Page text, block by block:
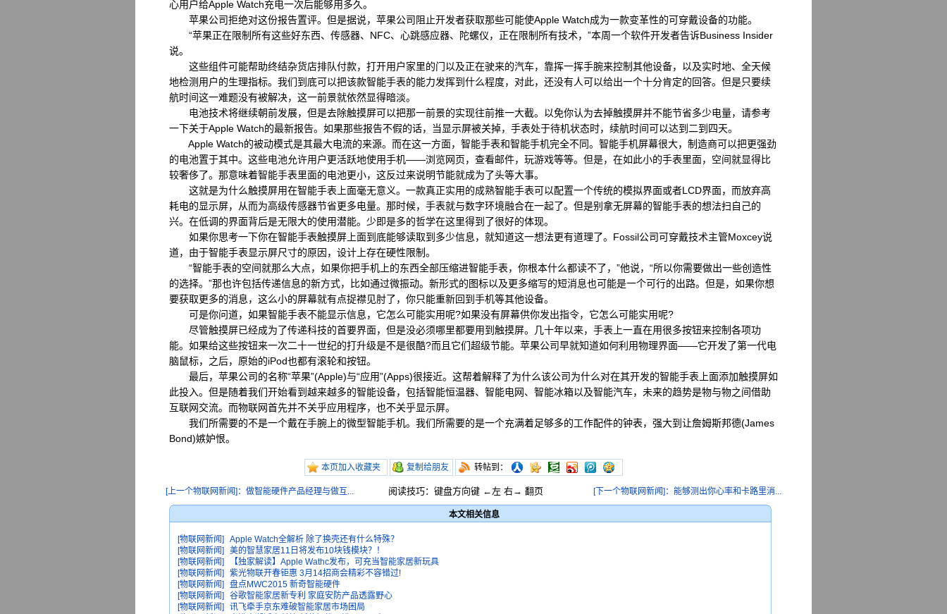
心用户给Apple Watch充电一次后能够用多久。
苹果公司拒绝对这份报告置评。但是据说，苹果公司阻止开发者获取那些可能使Apple Watch成为一款变革性的可穿戴设备的功能。
“苹果正在限制所有这些好东西、传感器、NFC、心跳感应器、陀螺仪，正在限制所有技术，”本周一个软件开发者告诉Business Insider
说。
这些组件可能帮助终结杂货店排队付款，打开用户家里的门以及正在驶来的汽车，靠挥一挥手腕来控制其他设备，以及实时地、全天候
地检测用户的生理指标。我们到底可以把该款智能手表的能力发挥到什么程度，对此，还没有人可以给出一个十分肯定的回答。但是只要续
航时间这一难题没有被解决，这一前景就依然显得暗淡。
电池技术将继续朝前发展，但是去除触摸屏可以把那一前景的实现往前推一大截。以免你认为去掉触摸屏并不能节省多少电量，请参考
一下关于Apple Watch的最新报告。如果那些报告不假的话，当显示屏被关掉，手表处于待机状态时，续航时间可以达到二到四天。
Apple Watch的被动模式是其最大电流的来源。而在这一方面，智能手表和智能手机完全不同。智能手机屏幕很大，制造商可以把更强劲
的电池置于其中。这些电池允许用户更活跃地使用手机——浏览网页，查看邮件，玩游戏等等。但是，在如此小的手表里面，空间就显得比
较奢侈了。那意味着智能手表里面的电池更小，这反过来说明节能就成为了头等大事。
这就是为什么触摸屏用在智能手表上面毫无意义。一款真正实用的成熟智能手表可以配置一个传统的模拟界面或者LCD界面，而放弃高
耗电的显示屏，从而为高级传感器节省更多电量。那时候，手表就与数字环境融合在一起了。但是别拿无屏幕的智能手表的想法扫自己的
兴。在低调的界面背后是无限大的使用潜能。少即是多的哲学在这里得到了很好的体现。
如果你思考一下你在智能手表触摸屏上面到底能够读取到多少信息，就知道这一想法更有道理了。Fossil公司可穿戴技术主管Moxcey说
道，由于智能手表显示屏尺寸的原因，设计上存在硬性限制。
“智能手表的空间就那么大点，如果你把手机上的东西全部压缩进智能手表，你根本什么都读不了，”他说，“所以你需要做出一些创造性
的选择。”那也许包括传递信息的新方式，比如通过微振动。新形式的图标以及更多缩写的短消息也可能是一个可行的出路。但是，如果你想
要获取更多的消息，这么小的屏幕就有点捉襟见肘了，你只能重新回到手机等其他设备。
可是你问道，如果智能手表不能显示信息，它怎么可能实用呢?如果没有屏幕供你发出指令，它怎么可能实用呢?
尽管触摸屏已经成为了传递科技的首要界面，但是没必须哪里都要用到触摸屏。几十年以来，手表上一直在用很多按钮来控制各项功
能。如果给这些按钮来一次二十一世纪的打升级是不是很酷?而且它们超级节能。苹果公司早就知道如何利用物理界面——它开发了第一代电
脑鼠标，之后，原始的iPod也都有滚轮和按钮。
最后，苹果公司的名称“苹果”(Apple)与“应用”(Apps)很接近。这帮着解释了为什么该公司为什么对在其开发的智能手表上面添加触摸屏如
此投入。但是随着我们开始看到越来越多的智能设备，包括智能恒温器、智能电网、智能冰箱以及智能汽车，未来的趋势是物与物之间借助
互联网交流。而物联网首先并不关乎应用程序，也不关乎显示屏。
我们所需要的不是一个戴在手腕上的微型智能手机。我们所需要的是一个充满着足够多的工作配件的钟表，强大到让詹姆斯邦德(James
Bond)嫉妒恨。
本页加入收藏夹 复制给朋友 转帖到：
[上一个物联网新闻]：做智能硬件产品经理与做互... 阅读技巧：键盘方向键 ←左 右→ 翻页 [下一个物联网新闻]：能够测出你心率和卡路里消...
本文相关信息
[物联网新闻]
Apple Watch全解析 除了换壳还有什么特殊？
[物联网新闻]
美的智慧家居11日将发布10块钱模块？！
[物联网新闻]
【独家解读】Apple Wathc发布，可充当智能家居新玩具
[物联网新闻]
紫光物联开春钜惠 3月14招商会精彩不容错过!
[物联网新闻]
盘点MWC2015 新奇智能硬件
[物联网新闻]
谷歌智能家居新专利 家庭安防产品透露野心
[物联网新闻]
讯飞牵手京东难破智能家居市场困局